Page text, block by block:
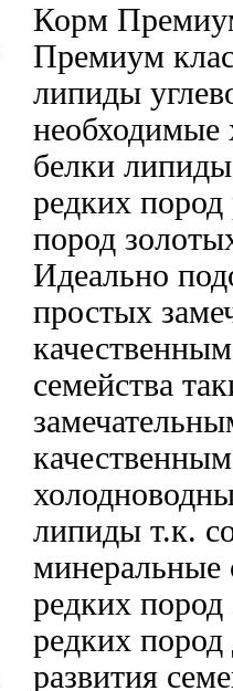
Корм
Премиум
липиды
необходимые
белки
редких пород
пород
Идеально
простых
семейства
качественным
липиды т.к.
редких пород
редких пород
развития